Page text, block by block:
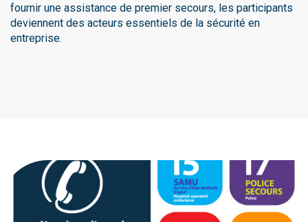
fournir une assistance de premier secours, les participants
deviennent des acteurs essentiels de la sécurité en
entreprise.